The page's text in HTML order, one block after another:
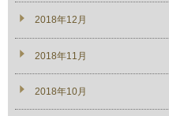
2018年12月
2018年11月
2018年10月